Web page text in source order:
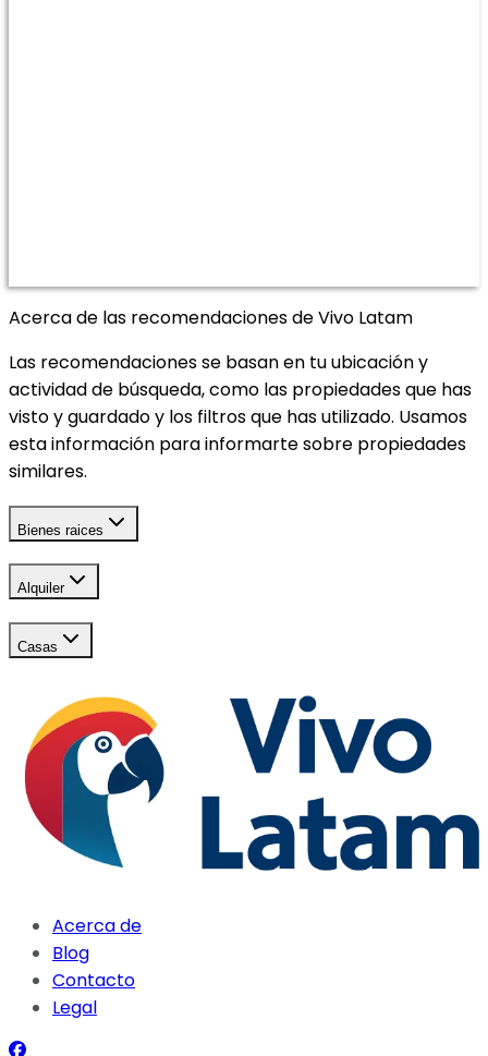
Acerca de las recomendaciones de Vivo Latam
Las recomendaciones se basan en tu ubicación y
actividad de búsqueda, como las propiedades que has
visto y guardado y los filtros que has utilizado. Usamos
esta información para informarte sobre propiedades
similares.
Bienes raices
Alquiler
Casas
Acerca de
Blog
Contacto
Legal